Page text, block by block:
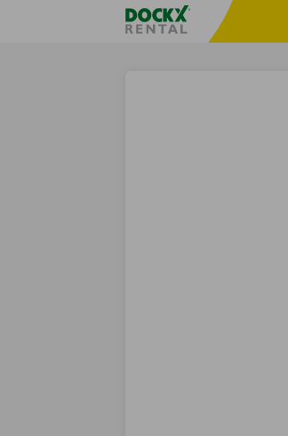
Taalselectie overslaanFratello DEMO